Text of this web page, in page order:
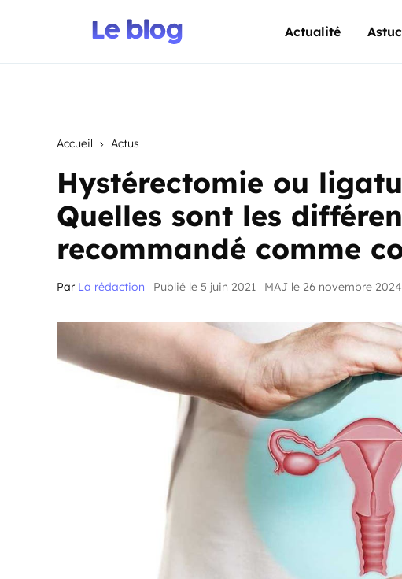
Actualité
Accueil Actus
Hystérectomie ou
Quelles sont les
recommandé comme
Par La rédaction Publié le 5 juin 2021 MAJ le 26 novembre 2024